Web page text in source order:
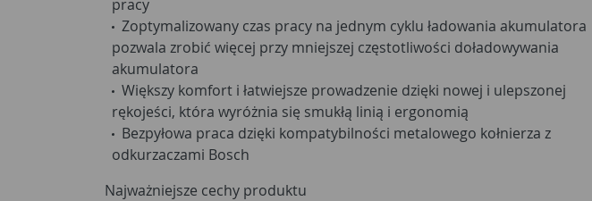
pracy
Zoptymalizowany czas pracy na jednym cyklu ładowania akumulatora
pozwala zrobić więcej przy mniejszej częstotliwości doładowywania
akumulatora
Większy komfort i łatwiejsze prowadzenie dzięki nowej i ulepszonej
rękojeści, która wyróżnia się smukłą linią i ergonomią
Bezpyłowa praca dzięki kompatybilności metalowego kołnierza z
odkurzaczami Bosch
Najważniejsze cechy produktu